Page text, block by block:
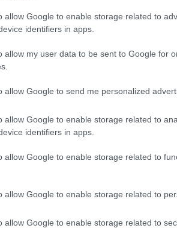
allow Google to enable storage related to
identifiers in apps.
allow my user data to be sent to Google for
allow Google to send me personalized
allow Google to enable storage related to
identifiers in apps.
allow Google to enable storage related to
allow Google to enable storage related to
allow Google to enable storage related to